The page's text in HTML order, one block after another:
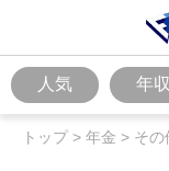
人気 年収
トップ> 年金 > その